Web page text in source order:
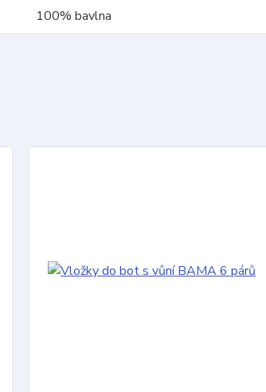
100% bavlna